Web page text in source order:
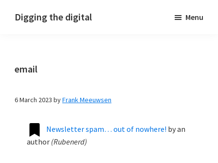
Digging the digital Menu
email
6 March 2023 byFrank Meeuwsen
Newsletter spam… out of nowhere! byan
author (Rubenerd)